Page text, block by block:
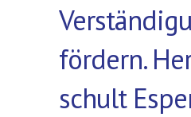
fördern.
schult